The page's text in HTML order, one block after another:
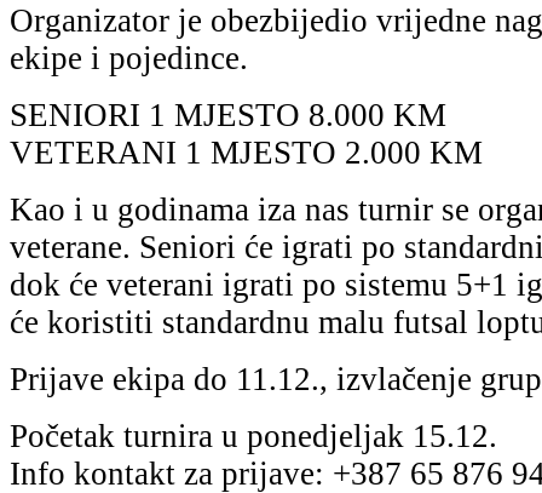
Organizator je obezbijedio vrijedne
ekipe i pojedince.
SENIORI 1 MJESTO 8.000 KM
VETERANI 1 MJESTO 2.000 KM
Kao i u godinama iza nas turnir se
veterane. Seniori će igrati po
dok će veterani igrati po sistemu 5+1
će koristiti standardnu malu futsal
Prijave ekipa do 11.12., izvlačenje
Početak turnira u ponedjeljak 15.12.
Info kontakt za prijave: +387 65 876